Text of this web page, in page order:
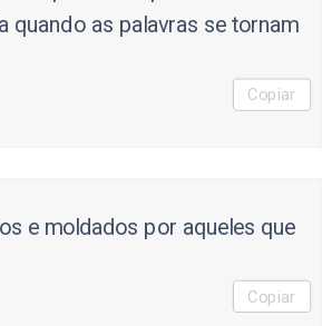
quando as palavras se tornam
Copiar
e moldados por aqueles que
Copiar